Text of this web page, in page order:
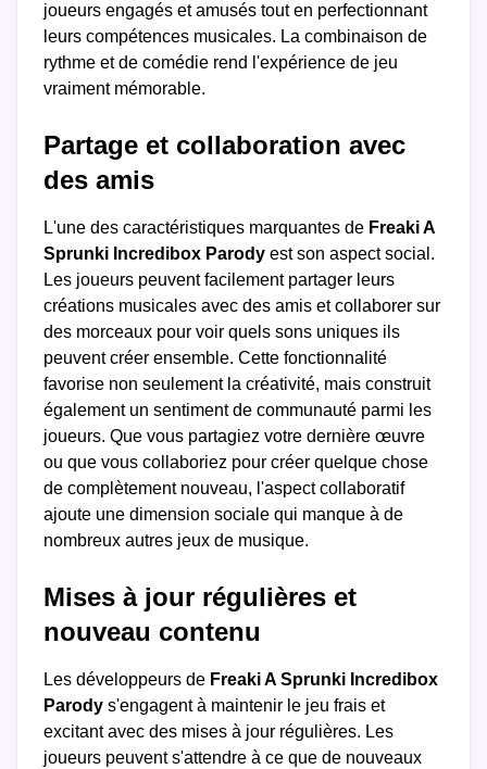
joueurs engagés et amusés tout en perfectionnant
leurs compétences musicales. La combinaison de
rythme et de comédie rend l'expérience de jeu
vraiment mémorable.
Partage et collaboration avec
des amis
L'une des caractéristiques marquantes de Freaki A
Sprunki Incredibox Parody est son aspect social.
Les joueurs peuvent facilement partager leurs
créations musicales avec des amis et collaborer sur
des morceaux pour voir quels sons uniques ils
peuvent créer ensemble. Cette fonctionnalité
favorise non seulement la créativité, mais construit
également un sentiment de communauté parmi les
joueurs. Que vous partagiez votre dernière œuvre
ou que vous collaboriez pour créer quelque chose
de complètement nouveau, l'aspect collaboratif
ajoute une dimension sociale qui manque à de
nombreux autres jeux de musique.
Mises à jour régulières et
nouveau contenu
Les développeurs de Freaki A Sprunki Incredibox
Parody s'engagent à maintenir le jeu frais et
excitant avec des mises à jour régulières. Les
joueurs peuvent s'attendre à ce que de nouveaux